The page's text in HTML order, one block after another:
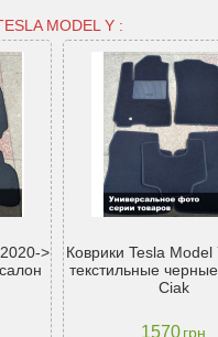
MODEL Y :
>
Коврики Tesla
текстильные
Ciak
1570грн